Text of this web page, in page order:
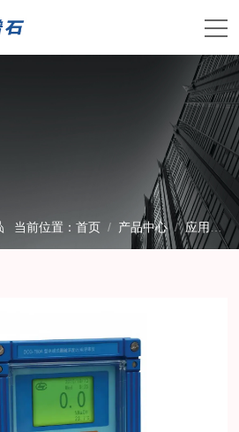
当前位置：首页 / 产品中心/应用产品